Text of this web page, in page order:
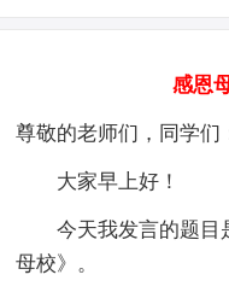
感恩
尊敬的老师们，同学们
大家早上好！
今天我发言的题目
母校》。